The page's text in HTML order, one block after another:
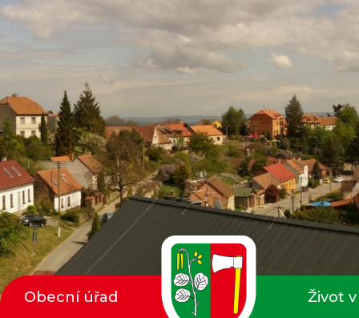
Obecní úřad Život